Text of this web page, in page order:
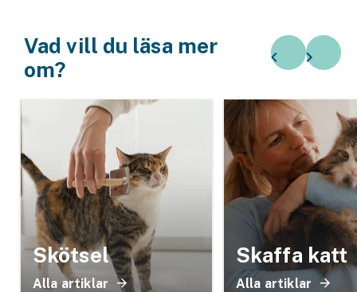
Vad vill du läsa mer
om?
Skötsel
Alla artiklar
Skaffa katt
Alla artiklar